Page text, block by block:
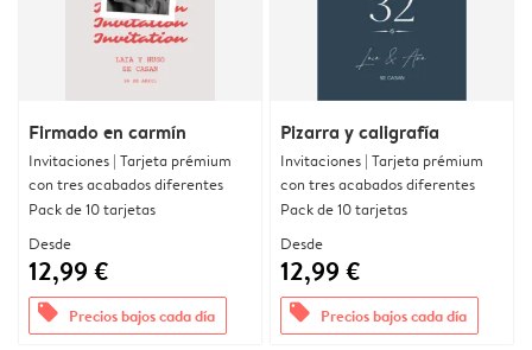
Firmado en carmín
Invitaciones | Tarjeta prémium
con tres acabados diferentes
Pack de 10 tarjetas
Desde
12,99 €
offers Precios bajos cada día
Pizarra y caligrafía
Invitaciones | Tarjeta prémium
con tres acabados diferentes
Pack de 10 tarjetas
Desde
12,99 €
offers Precios bajos cada día